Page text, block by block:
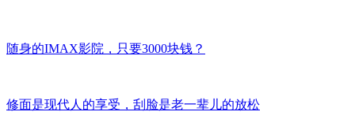
随身的IMAX影院，只要3000块钱？
修面是现代人的享受，刮脸是老一辈儿的放松